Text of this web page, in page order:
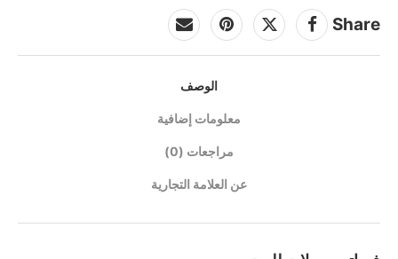
Share
الوصف
معلومات إضافية
مراجعات (0)
عن العلامة التجارية